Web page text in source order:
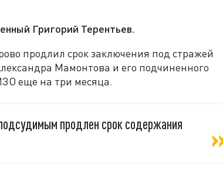
Григорий Терентьев.
продлил срок заключения под стражей
Мамонтова и его подчиненного
еще на три месяца.
продлен срок содержания